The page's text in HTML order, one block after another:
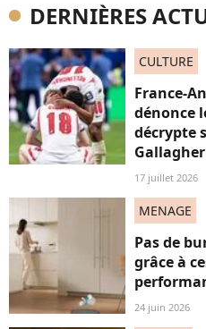
DERNIÈRES
CULTURE
France-
dénonce
décrypte
17 juillet 2026
MENAGE
Pas de
grâce à
24 juin 2026